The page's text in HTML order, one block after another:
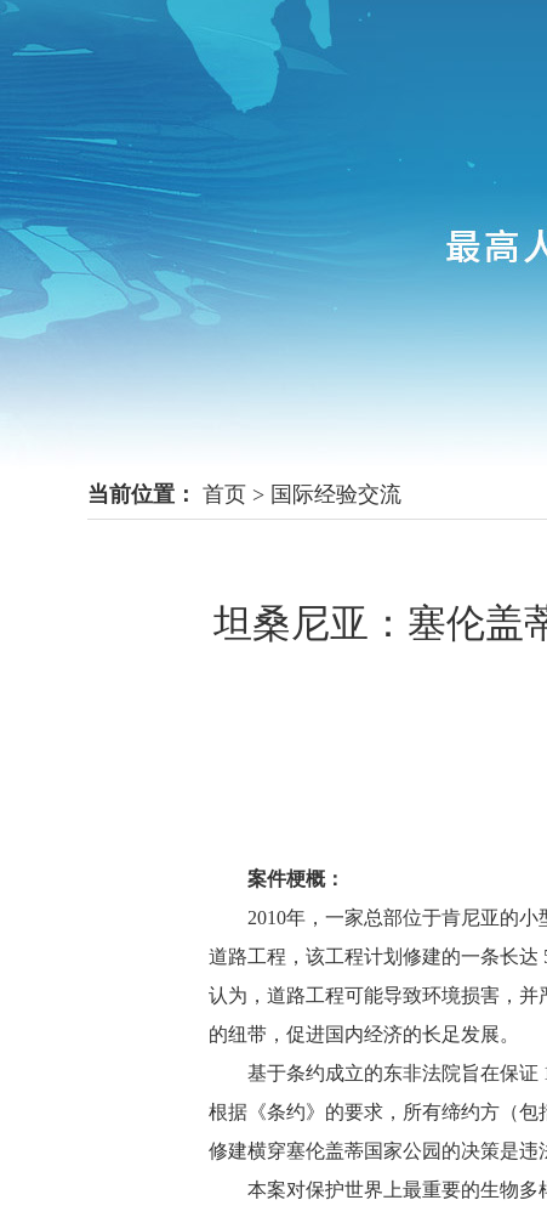
当前位置： 首页 > 国际经验交流
坦桑尼亚：塞伦盖
案件梗概：
2010年，一家总部位于肯尼亚的小
道路工程，该工程计划修建的一条长
认为，道路工程可能导致环境损害，
的纽带，促进国内经济的长足发展。
基于条约成立的东非法院旨在保证
根据《条约》的要求，所有缔约方（包
修建横穿塞伦盖蒂国家公园的决策是违
本案对保护世界上最重要的生物多